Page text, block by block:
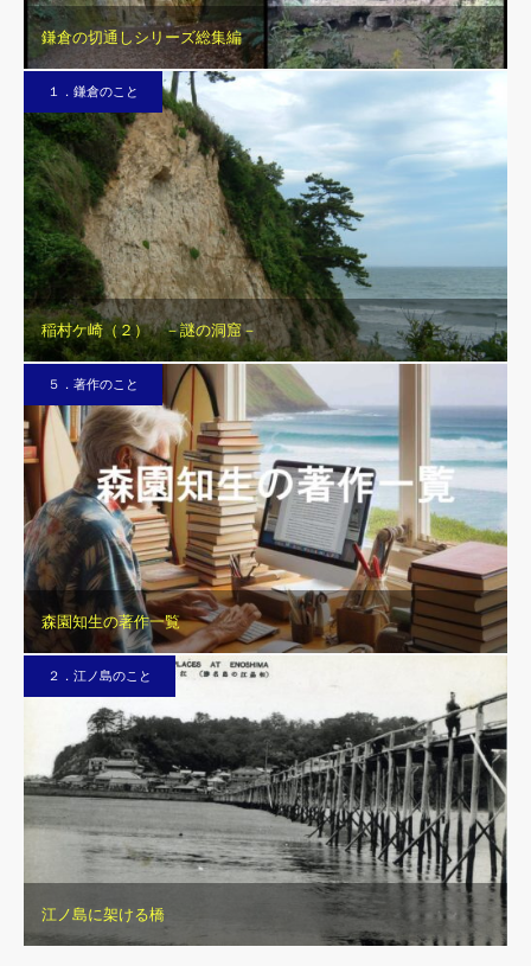
鎌倉の切通しシリーズ総集編
１．鎌倉のこと
稲村ケ崎（２） －謎の洞窟－
５．著作のこと
森園知生の著作一覧
２．江ノ島のこと
江ノ島に架ける橋